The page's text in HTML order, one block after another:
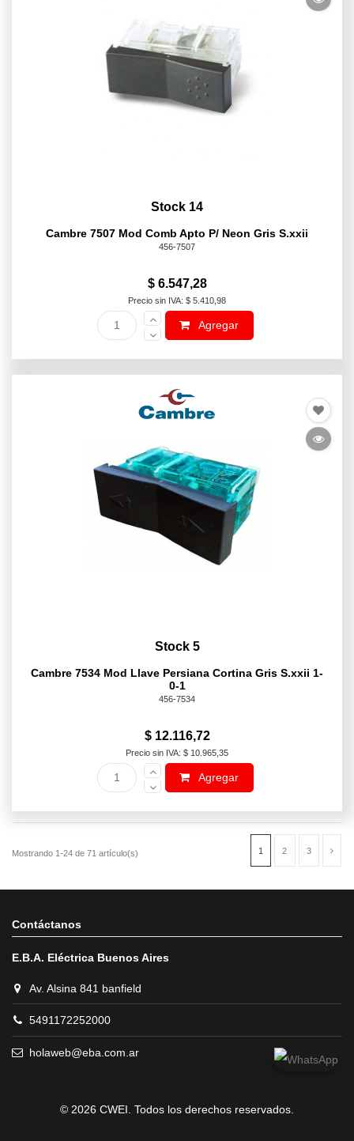
Stock 14
Cambre 7507 Mod Comb Apto P/ Neon Gris S.xxii
456-7507
$ 6.547,28
Precio sin IVA: $ 5.410,98
Agregar
Stock 5
Cambre 7534 Mod Llave Persiana Cortina Gris S.xxii 1-
0-1
456-7534
$ 12.116,72
Precio sin IVA: $ 10.965,35
Agregar
Contáctanos
E.B.A. Eléctrica Buenos Aires
Av. Alsina 841 banfield
5491172252000
holaweb@eba.com.ar
© 2026 CWEI. Todos los derechos reservados.